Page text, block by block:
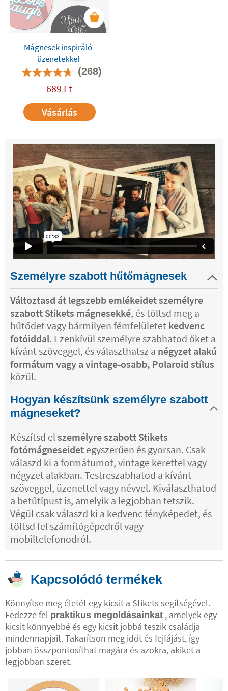
Mágnesek inspiráló
üzenetekkel
(268)
689 Ft
Vásárlás
Személyre szabott hűtőmágnesek
Változtasd át legszebb emlékeidet személyre
szabott Stikets mágnesekké, és töltsd meg a
hűtődet vagy bármilyen fémfelületet kedvenc
fotóiddal. Ezenkívül személyre szabhatod őket a
kívánt szöveggel, és választhatsz a négyzet alakú
formátum vagy a vintage-osabb, Polaroid stílus
közül.
Hogyan készítsünk személyre szabott
mágneseket?
Készítsd el személyre szabott Stikets
fotómágneseidet egyszerűen és gyorsan. Csak
válaszd ki a formátumot, vintage kerettel vagy
négyzet alakban. Testreszabhatod a kívánt
szöveggel, üzenettel vagy névvel. Kiválaszthatod
a betűtípust is, amelyik a legjobban tetszik.
Végül csak válaszd ki a kedvenc fényképedet, és
töltsd fel számítógépedről vagy
mobiltelefonodról.
Kapcsolódó termékek
Könnyítse meg életét egy kicsit a Stikets segítségével.
Fedezze fel praktikus megoldásainkat , amelyek egy
kicsit könnyebbé és egy kicsit jobbá teszik családja
mindennapjait. Takarítson meg időt és fejfájást, így
jobban összpontosíthat magára és azokra, akiket a
legjobban szeret.